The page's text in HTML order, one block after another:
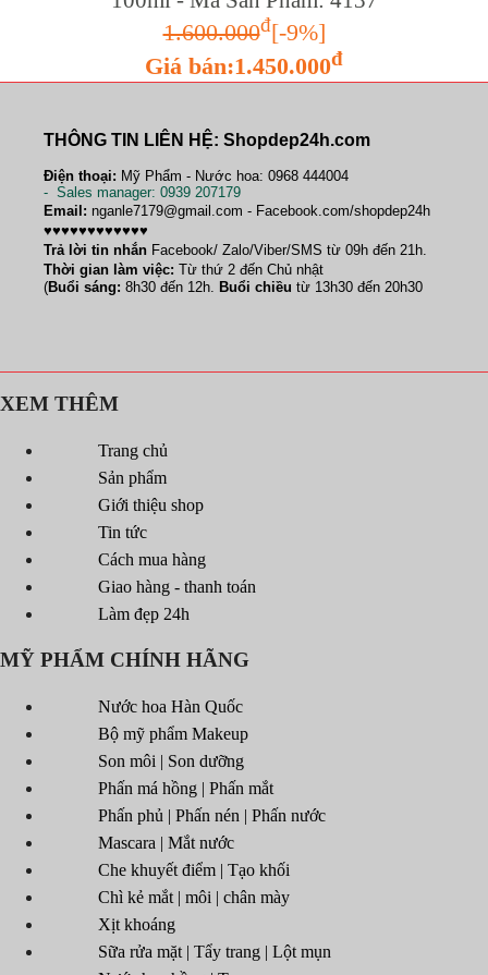
1.600.000đ[-9%]
Giá bán:1.450.000đ
THÔNG TIN LIÊN HỆ: Shopdep24h.com
Điện thoại: Mỹ Phẩm - Nước hoa: 0968 444004
- Sales manager: 0939 207179
Email: nganle7179@gmail.com - Facebook.com/shopdep24h
♥♥♥♥♥♥♥♥♥♥♥♥
Trả lời tin nhắn Facebook/ Zalo/Viber/SMS từ 09h đến 21h.
Thời gian làm việc: Từ thứ 2 đến Chủ nhật
(Buổi sáng: 8h30 đến 12h. Buổi chiều từ 13h30 đến 20h30
XEM THÊM
Trang chủ
Sản phẩm
Giới thiệu shop
Tin tức
Cách mua hàng
Giao hàng - thanh toán
Làm đẹp 24h
MỸ PHẨM CHÍNH HÃNG
Nước hoa Hàn Quốc
Bộ mỹ phẩm Makeup
Son môi | Son dưỡng
Phấn má hồng | Phấn mắt
Phấn phủ | Phấn nén | Phấn nước
Mascara | Mắt nước
Che khuyết điểm | Tạo khối
Chì kẻ mắt | môi | chân mày
Xịt khoáng
Sữa rửa mặt | Tẩy trang | Lột mụn